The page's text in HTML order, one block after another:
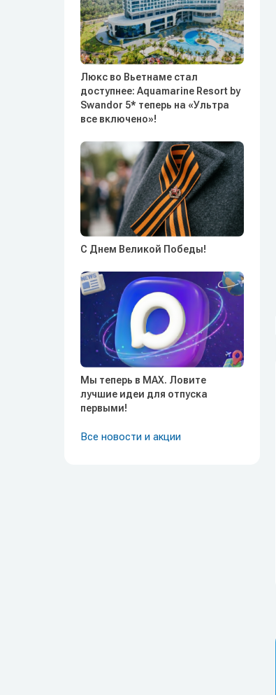
Люкс во Вьетнаме стал
доступнее: Aquamarine Resort by
Swandor 5* теперь на «Ультра
все включено»!
С Днем Великой Победы!
Мы теперь в MAX. Ловите
лучшие идеи для отпуска
первыми!
Все новости и акции